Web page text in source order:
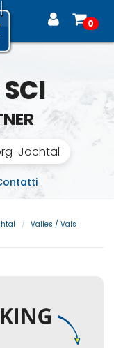
0
Jochtal
Valles / Vals